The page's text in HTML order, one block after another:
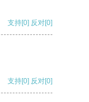
支持[0] 反对[0]
支持[0] 反对[0]